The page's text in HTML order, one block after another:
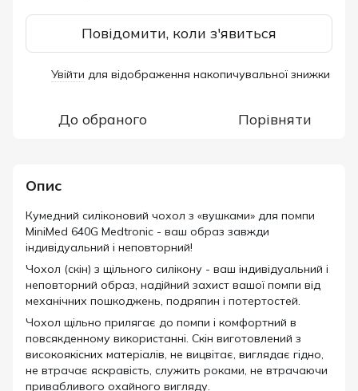
Повідомити, коли з'явиться
Увійти для відображення накопичувальної знижки
До обраного Порівняти
Опис
Кумедний силіконовий чохол з «вушками» для помпи
MiniMed 640G Medtronic - ваш образ завжди
індивідуальний і неповторний!
Чохол (скін) з щільного силікону - ваш індивідуальний і
неповторний образ, надійний захист вашої помпи від
механічних пошкоджень, подряпин і потертостей.
Чохол щільно прилягає до помпи і комфортний в
повсякденному використанні. Скін виготовлений з
високоякісних матеріалів, не вицвітає, виглядає гідно,
не втрачає яскравість, служить роками, не втрачаючи
привабливого охайного вигляду.